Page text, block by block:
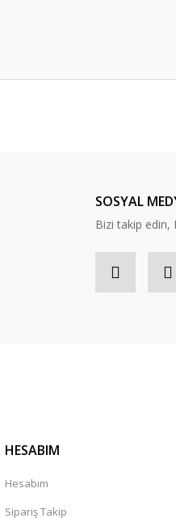
SOSYAL
Bizi takip edin,
HESABIM
Hesabım
Sipariş Takip